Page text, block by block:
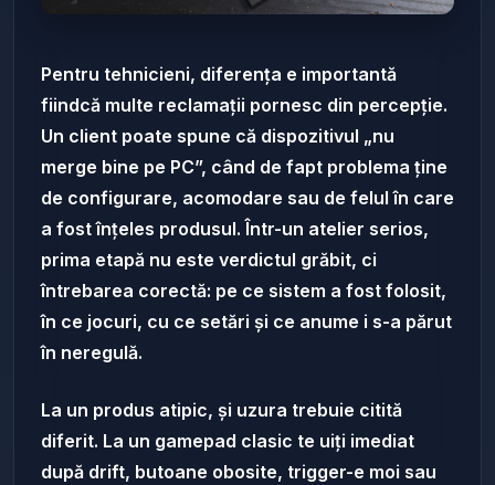
Pentru tehnicieni, diferența e importantă
fiindcă multe reclamații pornesc din percepție.
Un client poate spune că dispozitivul „nu
merge bine pe PC”, când de fapt problema ține
de configurare, acomodare sau de felul în care
a fost înțeles produsul. Într-un atelier serios,
prima etapă nu este verdictul grăbit, ci
întrebarea corectă: pe ce sistem a fost folosit,
în ce jocuri, cu ce setări și ce anume i s-a părut
în neregulă.
La un produs atipic, și uzura trebuie citită
diferit. La un gamepad clasic te uiți imediat
după drift, butoane obosite, trigger-e moi sau